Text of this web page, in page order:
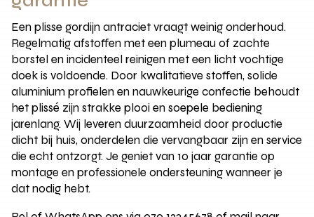
Een plisse gordijn antraciet vraagt weinig onderhoud.
Regelmatig afstoffen met een plumeau of zachte
borstel en incidenteel reinigen met een licht vochtige
doek is voldoende. Door kwalitatieve stoffen, solide
aluminium profielen en nauwkeurige confectie behoudt
het plissé zijn strakke plooi en soepele bediening
jarenlang. Wij leveren duurzaamheid door productie
dicht bij huis, onderdelen die vervangbaar zijn en service
die echt ontzorgt. Je geniet van 10 jaar garantie op
montage en professionele ondersteuning wanneer je
dat nodig hebt.